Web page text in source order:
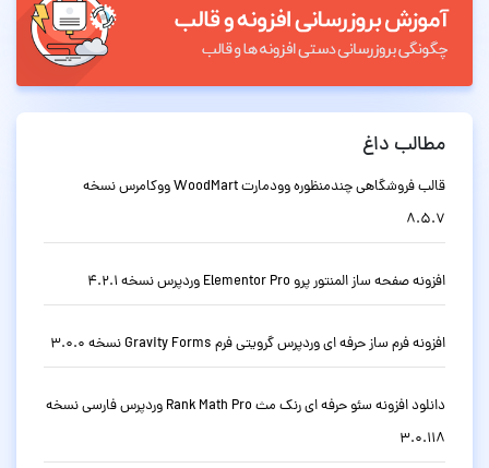
مطالب داغ
قالب فروشگاهی چندمنظوره وودمارت WoodMart ووکامرس نسخه
8.5.7
افزونه صفحه ساز المنتور پرو Elementor Pro وردپرس نسخه 4.2.1
افزونه فرم ساز حرفه ای وردپرس گرویتی فرم Gravity Forms نسخه 3.0.0
دانلود افزونه سئو حرفه ای رنک مث Rank Math Pro وردپرس فارسی نسخه
3.0.118